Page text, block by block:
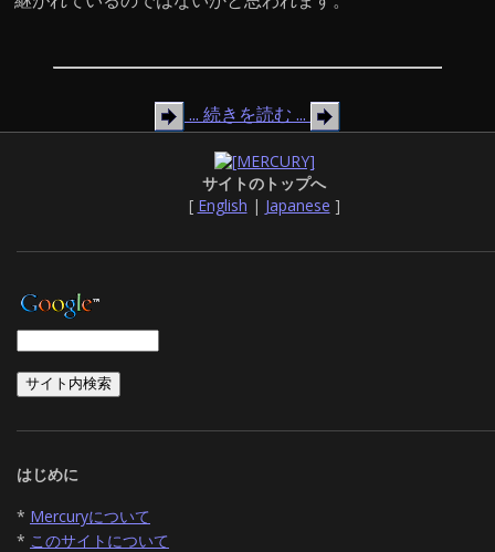
サイトのトップへ
[ English | Japanese ]
はじめに
* Mercuryについて
* このサイトについて
... 続きを読む ...